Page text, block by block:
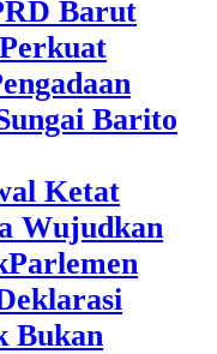
Barut
Barito
Ketat
Wujudkan
Parlemen
Bukan